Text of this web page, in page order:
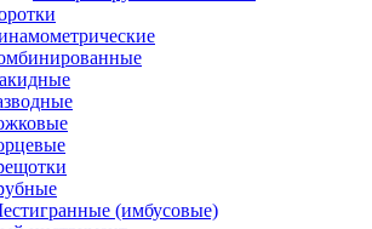
(имбусовые)